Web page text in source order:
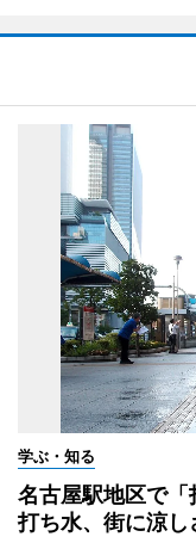
学ぶ・知る
名古屋駅地区で
打ち水、街に涼し